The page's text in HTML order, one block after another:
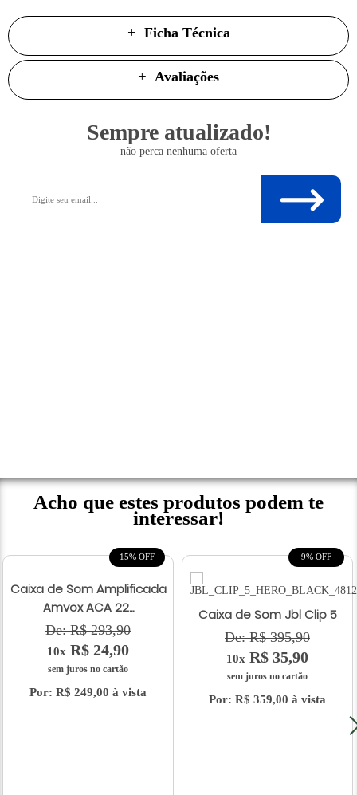
Ficha Técnica
Avaliações
Sempre atualizado!
não perca nenhuma oferta
Acho que estes produtos podem te
interessar!
15% OFF
Caixa de Som Amplificada
Amvox ACA 22...
De: R$ 293,90
10x R$ 24,90
sem juros no cartão
Por: R$ 249,00 à vista
9% OFF
Caixa de Som Jbl Clip 5
De: R$ 395,90
10x R$ 35,90
sem juros no cartão
Por: R$ 359,00 à vista